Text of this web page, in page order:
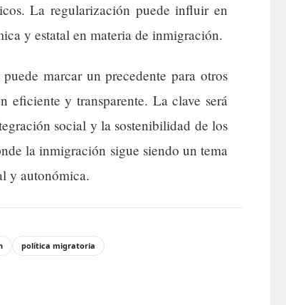
La regularización puede influir en
y estatal en materia de inmigración.
marcar un precedente para otros
eficiente y transparente. La clave será
social y la sostenibilidad de los
la inmigración sigue siendo un tema
y autonómica.
política migratoria